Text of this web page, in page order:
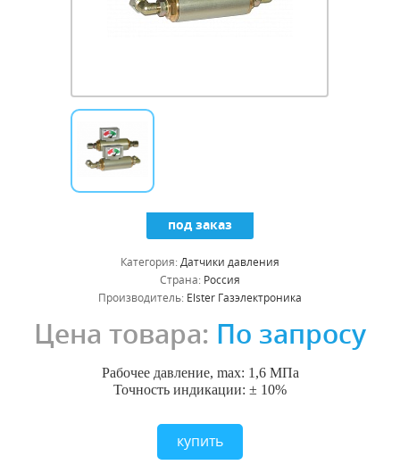
под заказ
Категория: Датчики давления
Страна: Россия
Производитель: Elster Газэлектроника
Цена товара: По запросу
Рабочее давление, max: 1,6 МПа
Точность индикации: ± 10%
купить